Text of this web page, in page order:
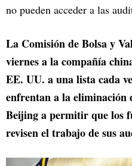
no pueden acceder a las
La Comisión de Bolsa y
viernes a la compañía
EE. UU. a una lista cada
enfrentan a la eliminación
Beijing a permitir que los
revisen el trabajo de sus